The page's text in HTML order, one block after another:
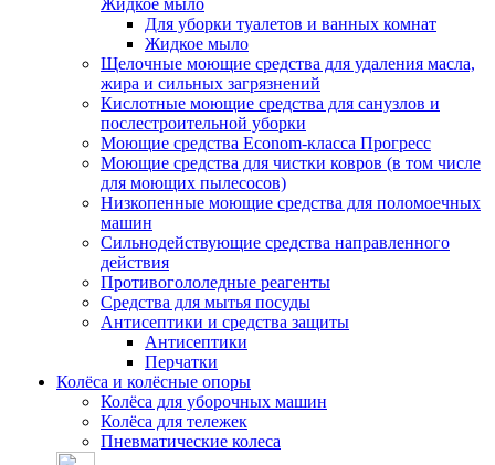
Жидкое мыло
Для уборки туалетов и ванных комнат
Жидкое мыло
Щелочные моющие средства для удаления масла,
жира и сильных загрязнений
Кислотные моющие средства для санузлов и
послестроительной уборки
Моющие средства Econom-класса Прогресс
Моющие средства для чистки ковров (в том числе
для моющих пылесосов)
Низкопенные моющие средства для поломоечных
машин
Сильнодействующие средства направленного
действия
Противогололедные реагенты
Средства для мытья посуды
Антисептики и средства защиты
Антисептики
Перчатки
Колёса и колёсные опоры
Колёса для уборочных машин
Колёса для тележек
Пневматические колеса